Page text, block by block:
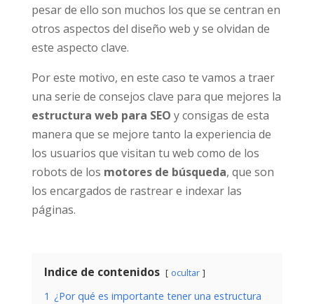
pesar de ello son muchos los que se centran en
otros aspectos del diseño web y se olvidan de
este aspecto clave.
Por este motivo, en este caso te vamos a traer
una serie de consejos clave para que mejores la
estructura web para SEO y consigas de esta
manera que se mejore tanto la experiencia de
los usuarios que visitan tu web como de los
robots de los motores de búsqueda, que son
los encargados de rastrear e indexar las
páginas.
Indice de contenidos ocultar
1 ¿Por qué es importante tener una estructura